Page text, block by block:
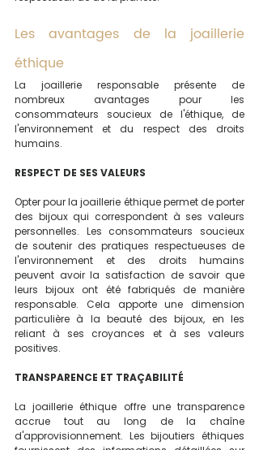
Les avantages de la joaillerie
éthique
La joaillerie responsable présente de
nombreux avantages pour les
consommateurs soucieux de l'éthique, de
l'environnement et du respect des droits
humains.
RESPECT DE SES VALEURS
Opter pour la joaillerie éthique permet de porter
des bijoux qui correspondent à ses valeurs
personnelles. Les consommateurs soucieux
de soutenir des pratiques respectueuses de
l'environnement et des droits humains
peuvent avoir la satisfaction de savoir que
leurs bijoux ont été fabriqués de manière
responsable. Cela apporte une dimension
particulière à la beauté des bijoux, en les
reliant à ses croyances et à ses valeurs
positives.
TRANSPARENCE ET TRAÇABILITÉ
La joaillerie éthique offre une transparence
accrue tout au long de la chaîne
d'approvisionnement. Les bijoutiers éthiques